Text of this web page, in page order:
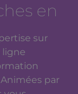
en
sur
ligne
par